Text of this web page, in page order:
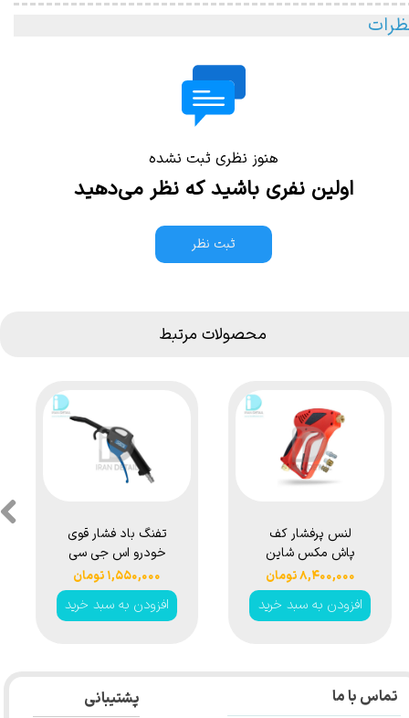
هنوز نظری ثبت نشده
اولین نفری باشید که نظر می‌دهید
ثبت نظر
محصولات مرتبط
تفنگ باد فشار قوی
خودرو اس جی سی
بی مدل SGCB Air
Blow Gun SE
(Long) SGGS004
۱,۵۵۰,۰۰۰ تومان
افزودن به سبد خرید
لنس پرفشار کف
پاش مکس شاین
مدل MaxShine
Short Wand High
Pressure Washer
۸,۴۰۰,۰۰۰ تومان
افزودن به سبد خرید
تماس با ما پشتیبانی